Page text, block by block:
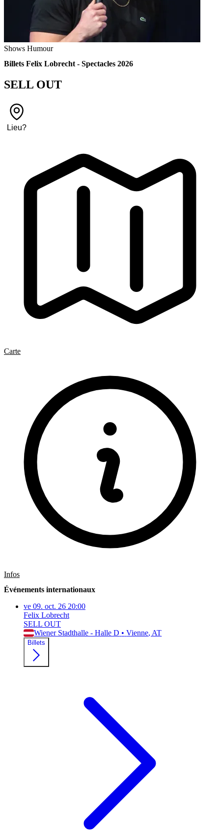
Shows Humour
Billets Felix Lobrecht - Spectacles 2026
SELL OUT
Lieu?
Carte
Infos
Événements internationaux
ve 09. oct. 26 20:00
Felix Lobrecht
SELL OUT
Wiener Stadthalle - Halle D • Vienne, AT
Billets